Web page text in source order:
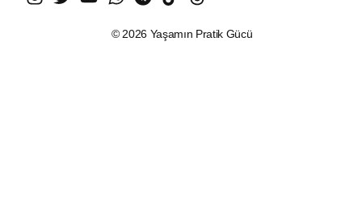
© 2026 Yaşamın Pratik Gücü